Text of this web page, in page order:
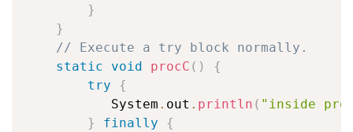
}
}
// Execute a try block normally.
static
void procC ( )
{
try
{
           System
. out . println ( "inside
}
finally
{